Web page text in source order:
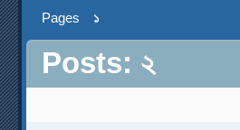
Pages ১
Posts: ২